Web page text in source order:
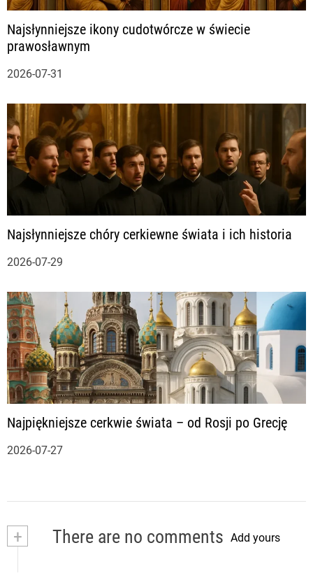
Najsłynniejsze ikony cudotwórcze w świecie
prawosławnym
2026-07-31
Najsłynniejsze chóry cerkiewne świata i ich historia
2026-07-29
Najpiękniejsze cerkwie świata – od Rosji po Grecję
2026-07-27
+ There are no comments Add yours